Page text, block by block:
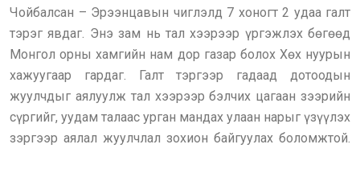
Чойбалсан – Эрээнцавын чиглэлд 7 хоногт 2 удаа галт
тэрэг явдаг. Энэ зам нь тал хээрээр үргэжлэх бөгөөд
Монгол орны хамгийн нам дор газар болох Хөх нуурын
хажуугаар гардаг. Галт тэргээр гадаад дотоодын
жуулчдыг аялуулж тал хээрээр бэлчих цагаан зээрийн
сүргийг, уудам талаас урган мандах улаан нарыг үзүүлэх
зэргээр аялал жуулчлал зохион байгуулах боломжтой.